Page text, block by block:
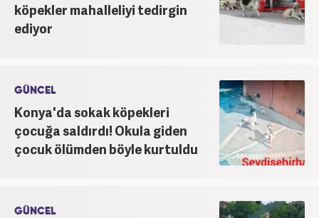
köpekler mahalleliyi tedirgin
ediyor
GÜNCEL
Konya'da sokak köpekleri
çocuğa saldırdı! Okula giden
çocuk ölümden böyle kurtuldu
GÜNCEL